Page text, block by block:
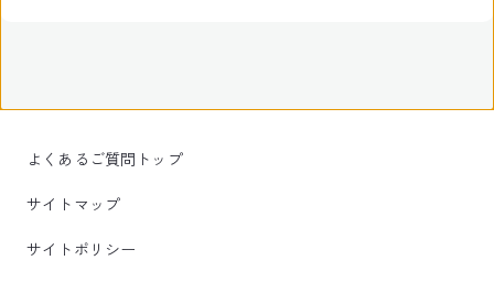
よくあるご質問トップ
サイトマップ
サイトポリシー